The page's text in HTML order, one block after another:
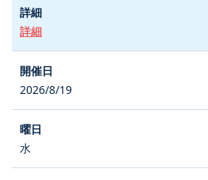
詳細
2026/8/19
水